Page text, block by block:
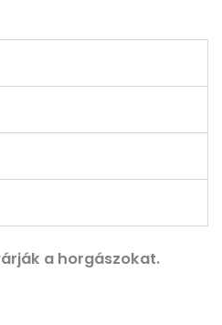
a horgászokat.